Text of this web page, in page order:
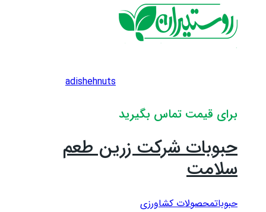
adishehnuts
برای قیمت تماس بگیرید
حبوبات شرکت زرین طعم
سلامت
حبوباتمحصولات کشاورزی